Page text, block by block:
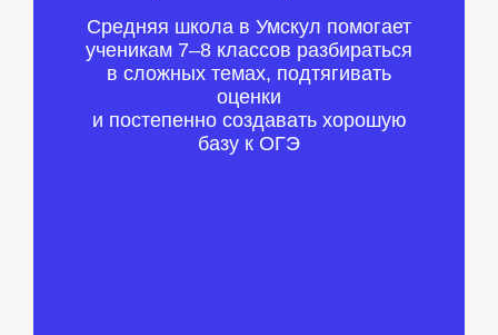
Средняя школа в Умскул помогает
ученикам 7–8 классов разбираться
в сложных темах, подтягивать
оценки
и постепенно создавать хорошую
базу к ОГЭ